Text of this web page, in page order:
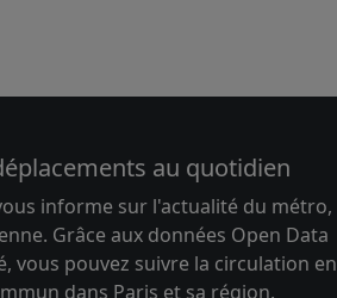
au quotidien
informe sur l'actualité du métro,
Grâce aux données Open Data
vous pouvez suivre la circulation en
dans Paris et sa région.